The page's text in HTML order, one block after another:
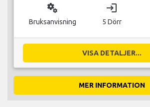
miscellaneous_services
Bruksanvisning
login
5 Dörr
VISA DETALJER...
MER INFORMATION